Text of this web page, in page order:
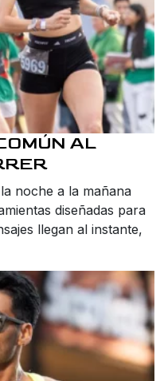
AL
noche a la mañana
diseñadas para
llegan al instante,